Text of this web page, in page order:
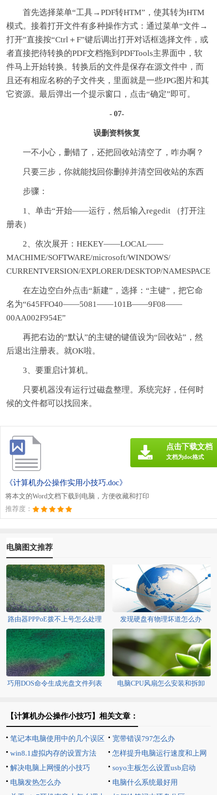
首先选择菜单“工具→PDF转HTM”，使其转为HTM
模式。接着打开文件有多种操作方式：通过菜单“文件→
打开”直接按“Ctrl＋F”键后调出打开对话框选择文件，或
者直接把待转换的PDF文档拖到PDFTools主界面中，软
件马上开始转换。转换后的文件是保存在源文件中，而
且还有相应名称的子文件夹，里面就是一些JPG图片和其
它资源。最后弹出一个提示窗口，点击“确定”即可。
- 07-
误删资料恢复
一不小心，删错了，还把回收站清空了，咋办啊？
只要三步，你就能找回你删掉并清空回收站的东西
步骤：
1、单击“开始——运行，然后输入regedit （打开注
册表）
2、依次展开：HEKEY——LOCAL——
MACHIME/SOFTWARE/microsoft/WINDOWS/
CURRENTVERSION/EXPLORER/DESKTOP/NAMESPACE
在左边空白外点击“新建”，选择：“主键”，把它命
名为“645FFO40——5081——101B——9F08——
00AA002F954E”
再把右边的“默认”的主键的键值设为“回收站”，然
后退出注册表。就OK啦。
3、要重启计算机。
只要机器没有运行过磁盘整理。系统完好，任何时
候的文件都可以找回来。
《计算机办公操作实用小技巧.doc》
将本文的Word文档下载到电脑，方便收藏和打印
推荐度：
点击下载文档
文档为doc格式
电脑图文推荐
路由器PPPoE拨不上号怎么处理 发现硬盘有物理坏道怎么办
巧用DOS命令生成光盘文件列表 电脑CPU风扇怎么安装和拆卸
【计算机办公操作小技巧】相关文章：
笔记本电脑使用中的几个误区
宽带错误797怎么办
win8.1虚拟内存的设置方法
怎样提升电脑运行速度和上网
速度
解决电脑上网慢的小技巧
soyo主板怎么设置usb启动
电脑发热怎么办
电脑什么系统最好用